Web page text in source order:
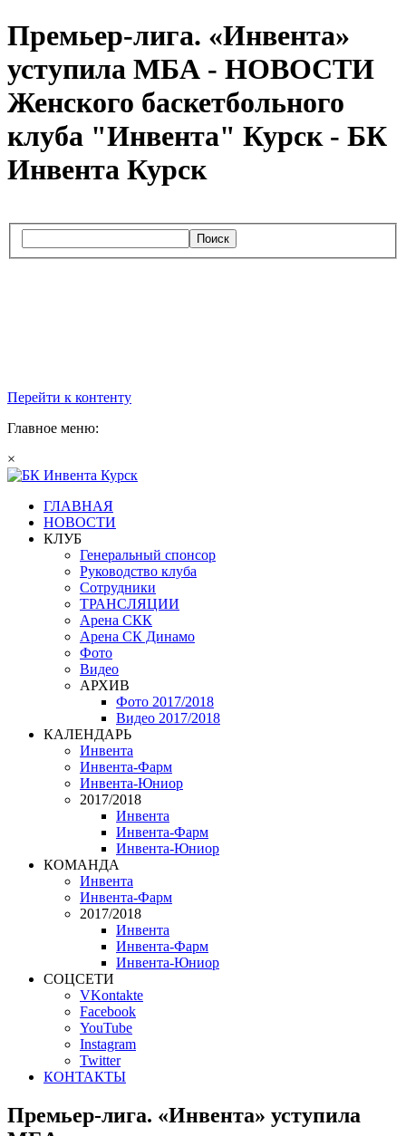
Премьер-лига. «Инвента»
уступила МБА - НОВОСТИ
Женского баскетбольного
клуба "Инвента" Курск - БК
Инвента Курск
Поиск
Перейти к контенту
Главное меню:
×
ГЛАВНАЯ
НОВОСТИ
КЛУБ
Генеральный спонсор
Руководство клуба
Сотрудники
ТРАНСЛЯЦИИ
Арена СКК
Арена СК Динамо
Фото
Видео
АРХИВ
Фото 2017/2018
Видео 2017/2018
КАЛЕНДАРЬ
Инвента
Инвента-Фарм
Инвента-Юниор
2017/2018
Инвента
Инвента-Фарм
Инвента-Юниор
КОМАНДА
Инвента
Инвента-Фарм
2017/2018
Инвента
Инвента-Фарм
Инвента-Юниор
СОЦСЕТИ
VKontakte
Facebook
YouTube
Instagram
Twitter
КОНТАКТЫ
Премьер-лига. «Инвента» уступила